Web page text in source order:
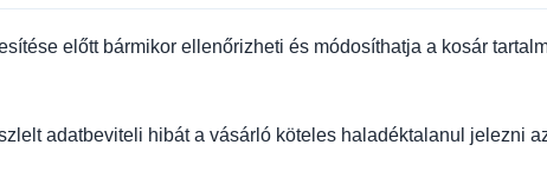
előtt bármikor ellenőrizheti és módosíthatja a kosár
adatbeviteli hibát a vásárló köteles haladéktalanul jelezni